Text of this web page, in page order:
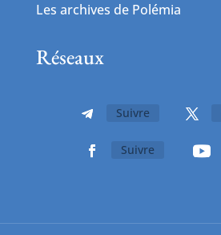
Les archives de Polémia
Réseaux
Suivre
Suivre